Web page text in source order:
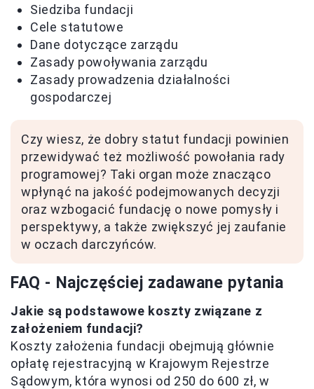
Siedziba fundacji
Cele statutowe
Dane dotyczące zarządu
Zasady powoływania zarządu
Zasady prowadzenia działalności
gospodarczej
Czy wiesz, że dobry statut fundacji powinien
przewidywać też możliwość powołania rady
programowej? Taki organ może znacząco
wpłynąć na jakość podejmowanych decyzji
oraz wzbogacić fundację o nowe pomysły i
perspektywy, a także zwiększyć jej zaufanie
w oczach darczyńców.
FAQ - Najczęściej zadawane pytania
Jakie są podstawowe koszty związane z
założeniem fundacji?
Koszty założenia fundacji obejmują głównie
opłatę rejestracyjną w Krajowym Rejestrze
Sądowym, która wynosi od 250 do 600 zł, w